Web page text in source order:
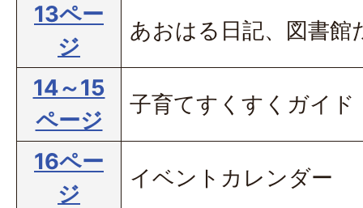
13ペー
ジ
あおはる日記、図書館
14～15
ページ
子育てすくすくガイド
16ペー
ジ
イベントカレンダー